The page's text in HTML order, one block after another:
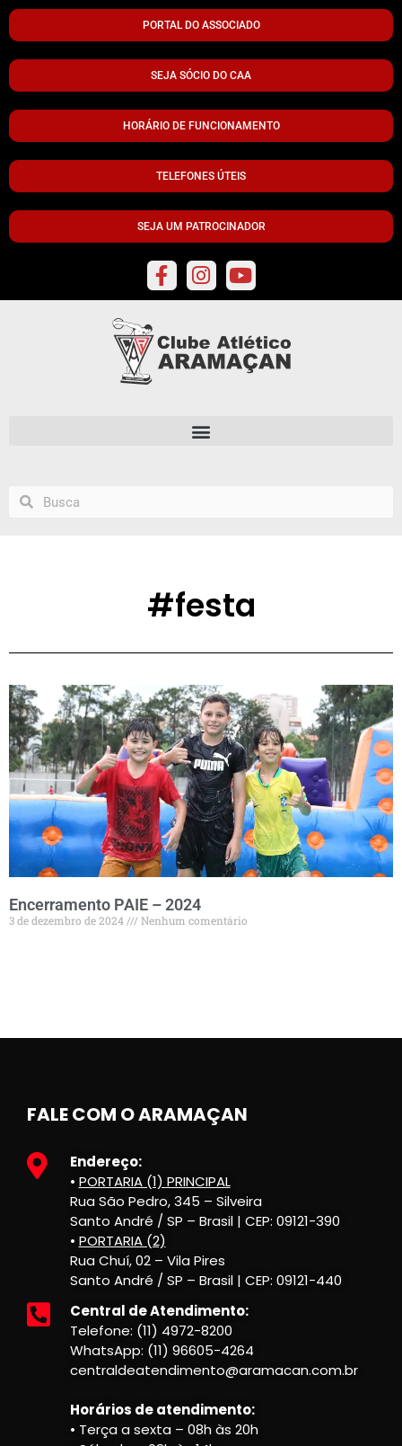
PORTAL DO ASSOCIADO
SEJA SÓCIO DO CAA
HORÁRIO DE FUNCIONAMENTO
TELEFONES ÚTEIS
SEJA UM PATROCINADOR
#festa
Encerramento PAIE – 2024
3 de dezembro de 2024 Nenhum comentário
FALE COM O ARAMAÇAN
Endereço:
• PORTARIA (1) PRINCIPAL
Rua São Pedro, 345 – Silveira
Santo André / SP – Brasil | CEP: 09121-390
• PORTARIA (2)
Rua Chuí, 02 – Vila Pires
Santo André / SP – Brasil | CEP: 09121-440
Central de Atendimento:
Telefone: (11) 4972-8200
WhatsApp: (11) 96605-4264
centraldeatendimento@aramacan.com.br
Horários de atendimento:
• Terça a sexta – 08h às 20h